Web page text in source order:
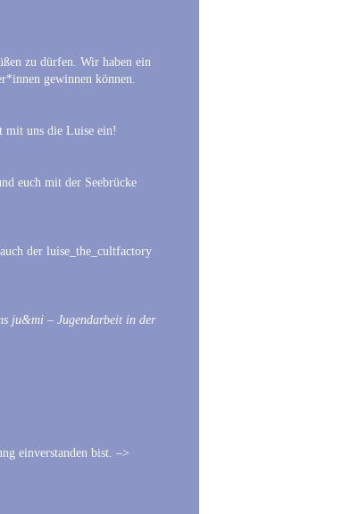
zu dürfen. Wir haben ein
gewinnen können.
mit uns die Luise ein!
euch mit der Seebrücke
der luise_the_cultfactory
ju&mi – Jugendarbeit in der
einverstanden bist. –>